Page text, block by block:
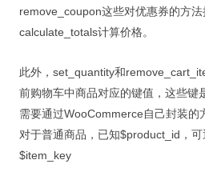
remove_coupon这些对优惠券的方
calculate_totals计算价格。
此外，set_quantity和
前购物车中商品对应的键值，这些键
需要通过WooCommerce自己封装的
对于普通商品，已知$product_id，
$item_key